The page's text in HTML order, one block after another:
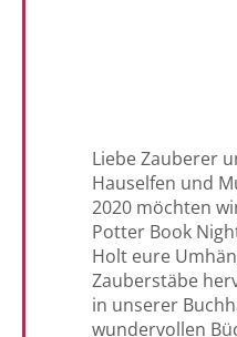
Liebe Zauberer
Hauselfen und
2020 möchten
Potter Book
Holt eure
Zauberstäbe
in unserer
wundervollen